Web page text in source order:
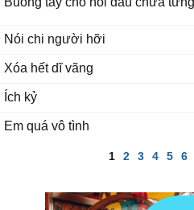
Nói chi người hỡi
Xóa hết dĩ vãng
Ích kỷ
Em quá vô tình
1 2 3 4 5 6